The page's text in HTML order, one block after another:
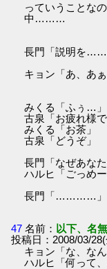
っていうことな
中………
長門「説明を……
キョン「あ、あ
みくる「ふぅ…」
古泉「お疲れ様で
みくる「お茶」
古泉「どうぞ」
長門「なぜあな
ハルヒ「ごっめ
長門「…………」
47 名前： 以下、名
投稿日：2008/03/
キョン「な、なん
ハルヒ「何って